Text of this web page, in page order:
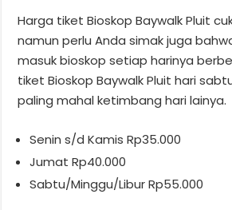
Harga tiket Bioskop Baywalk Pluit
namun perlu Anda simak juga
masuk bioskop setiap harinya
tiket Bioskop Baywalk Pluit hari
paling mahal ketimbang hari lainya.
Senin s/d Kamis Rp35.000
Jumat Rp40.000
Sabtu/Minggu/Libur Rp55.000